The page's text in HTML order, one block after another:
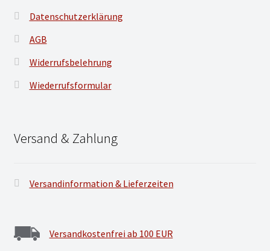
Datenschutzerklärung
AGB
Widerrufsbelehrung
Wiederrufsformular
Versand & Zahlung
Versandinformation & Lieferzeiten
Versandkostenfrei ab 100 EUR